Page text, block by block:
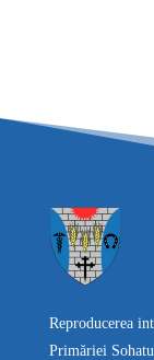
Reproducerea
Primăriei